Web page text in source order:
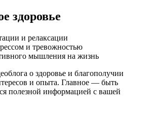
здоровье
и релаксации
и тревожностью
мышления на жизнь
о здоровье и благополучии
и опыта. Главное — быть
полезной информацией с вашей